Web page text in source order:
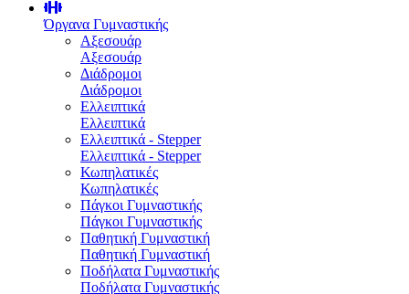
Όργανα Γυμναστικής
Αξεσουάρ
Αξεσουάρ
Διάδρομοι
Διάδρομοι
Ελλειπτικά
Ελλειπτικά
Ελλειπτικά - Stepper
Ελλειπτικά - Stepper
Κωπηλατικές
Κωπηλατικές
Πάγκοι Γυμναστικής
Πάγκοι Γυμναστικής
Παθητική Γυμναστική
Παθητική Γυμναστική
Ποδήλατα Γυμναστικής
Ποδήλατα Γυμναστικής